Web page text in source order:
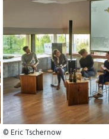
© Eric Tschernow